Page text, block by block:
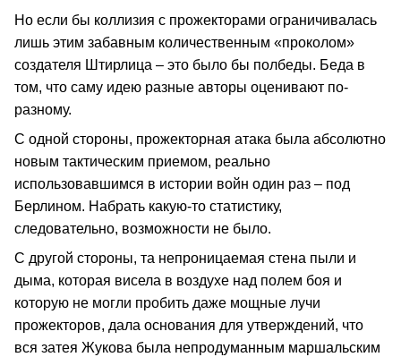
Но если бы коллизия с прожекторами ограничивалась
лишь этим забавным количественным «проколом»
создателя Штирлица – это было бы полбеды. Беда в
том, что саму идею разные авторы оценивают по-
разному.
С одной стороны, прожекторная атака была абсолютно
новым тактическим приемом, реально
использовавшимся в истории войн один раз – под
Берлином. Набрать какую-то статистику,
следовательно, возможности не было.
С другой стороны, та непроницаемая стена пыли и
дыма, которая висела в воздухе над полем боя и
которую не могли пробить даже мощные лучи
прожекторов, дала основания для утверждений, что
вся затея Жукова была непродуманным маршальским